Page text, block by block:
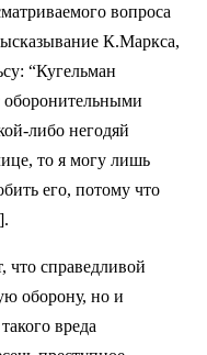
вопроса
К.Маркса,
“Кугельман
либо негодяй
то я могу лишь
его, потому что
справедливой
оборону, но и
вреда